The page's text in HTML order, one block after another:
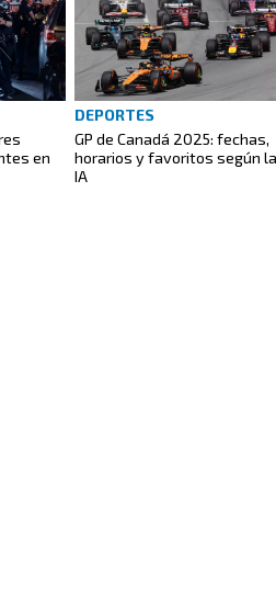
en
DEPORTES
GP de Canadá 2025: fechas,
horarios y favoritos según la
IA